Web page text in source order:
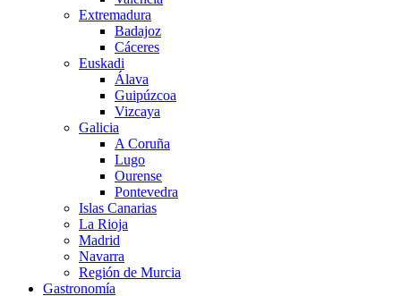
Extremadura
Badajoz
Cáceres
Euskadi
Álava
Guipúzcoa
Vizcaya
Galicia
A Coruña
Lugo
Ourense
Pontevedra
Islas Canarias
La Rioja
Madrid
Navarra
Región de Murcia
Gastronomía